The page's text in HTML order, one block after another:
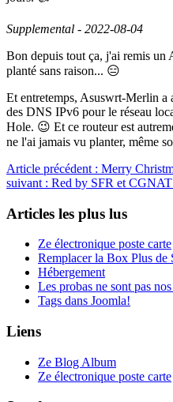
Supplemental - 2022-08-04
Bon depuis tout ça, j'ai remis un
planté sans raison... 😑
Et entretemps, Asuswrt-Merlin a
des DNS IPv6 pour le réseau
Hole. 😉 Et ce routeur est
ne l'ai jamais vu planter, même
Article précédent : Merry
suivant : Red by SFR et CGNAT
Articles les plus lus
Ze électronique poste carte
Remplacer la Box Plus de
Hébergement
Les probas ne sont pas
Tags dans Joomla!
Liens
Ze Blog Album
Ze électronique poste carte